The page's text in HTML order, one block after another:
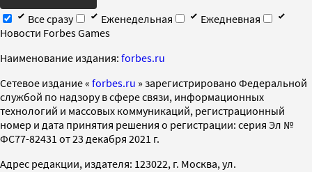
Все сразу
Еженедельная
Ежедневная
Новости Forbes Games
Наименование издания: forbes.ru
Cетевое издание « forbes.ru » зарегистрировано Федеральной
службой по надзору в сфере связи, информационных
технологий и массовых коммуникаций, регистрационный
номер и дата принятия решения о регистрации: серия Эл №
ФС77-82431 от 23 декабря 2021 г.
Адрес редакции, издателя: 123022, г. Москва, ул.